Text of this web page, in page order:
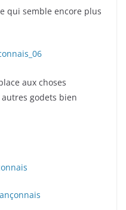
qui semble encore plus
aux choses
godets bien